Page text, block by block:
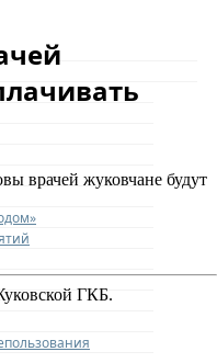
врачей жуковчане будут
ГКБ.